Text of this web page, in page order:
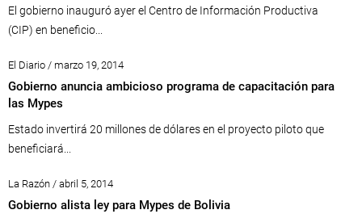
El gobierno inauguró ayer el Centro de Información Productiva
(CIP) en beneficio...
El Diario / marzo 19, 2014
Gobierno anuncia ambicioso programa de capacitación para
las Mypes
Estado invertirá 20 millones de dólares en el proyecto piloto que
beneficiará...
La Razón / abril 5, 2014
Gobierno alista ley para Mypes de Bolivia